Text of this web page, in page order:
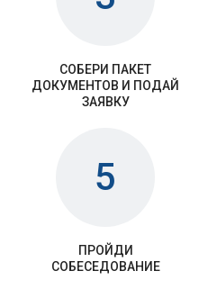
СОБЕРИ ПАКЕТ
ДОКУМЕНТОВ И ПОДАЙ
ЗАЯВКУ
5
ПРОЙДИ
СОБЕСЕДОВАНИЕ